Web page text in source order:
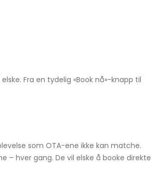
Fra en tydelig «Book nå»-knapp til
som OTA-ene ikke kan matche.
– hver gang. De vil elske å booke direkte